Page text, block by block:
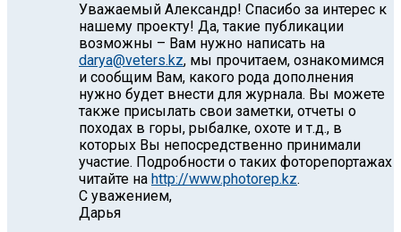
Уважаемый Александр! Спасибо за интерес к
нашему проекту! Да, такие публикации
возможны – Вам нужно написать на
darya@veters.kz, мы прочитаем, ознакомимся
и сообщим Вам, какого рода дополнения
нужно будет внести для журнала. Вы можете
также присылать свои заметки, отчеты о
походах в горы, рыбалке, охоте и т.д., в
которых Вы непосредственно принимали
участие. Подробности о таких фоторепортажах
читайте на http://www.photorep.kz.
C уважением,
Дарья